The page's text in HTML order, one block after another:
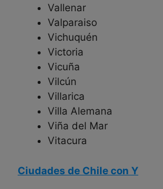
Vallenar
Valparaiso
Vichuquén
Victoria
Vicuña
Vilcún
Villarica
Villa Alemana
Viña del Mar
Vitacura
Ciudades de Chile con Y